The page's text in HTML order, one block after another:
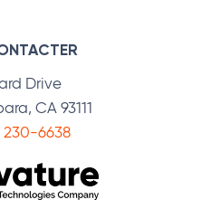
Drive
CA 93111
230-6638